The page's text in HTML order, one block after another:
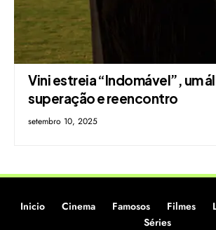
Vini estreia “Indomável”, um
superação e reencontro
setembro 10, 2025
Inicio Cinema Famosos Filmes
Séries